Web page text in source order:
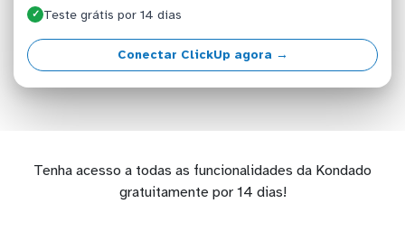
✓ Teste grátis por 14 dias
Conectar ClickUp agora →
Tenha acesso a todas as funcionalidades da Kondado
gratuitamente por 14 dias!